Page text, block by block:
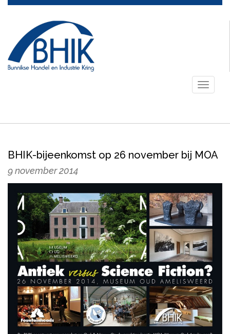
Toggle
BHIK-bijeenkomst op 26 november bij MOA
9 november 2014